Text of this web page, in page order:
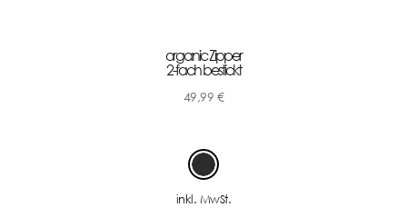
organic Zipper
2-fach bestickt
49,99 €
inkl. MwSt.